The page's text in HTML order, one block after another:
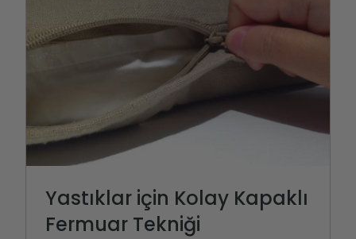
Yastıklar için Kolay Kapaklı
Fermuar Tekniği